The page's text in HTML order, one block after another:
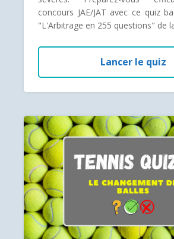
concours JAE/JAT avec ce quiz
"L'Arbitrage en 255 questions" de
Lancer le quiz